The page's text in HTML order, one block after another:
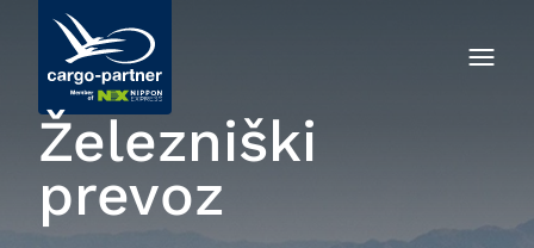
Železniški
prevoz